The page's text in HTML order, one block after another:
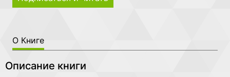
О Книге
Описание книги